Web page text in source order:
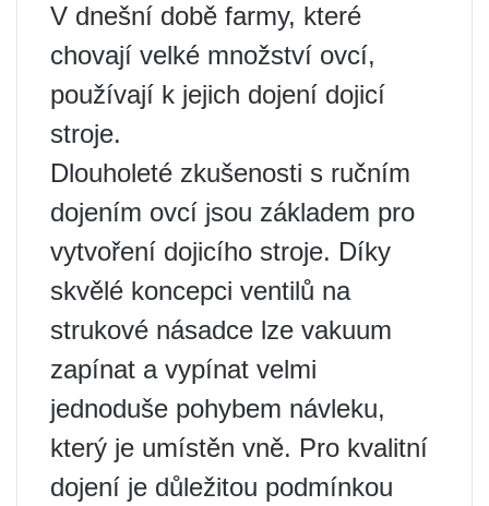
V dnešní době farmy, které
chovají velké množství ovcí,
používají k jejich dojení dojicí
stroje.
Dlouholeté zkušenosti s ručním
dojením ovcí jsou základem pro
vytvoření dojicího stroje. Díky
skvělé koncepci ventilů na
strukové násadce lze vakuum
zapínat a vypínat velmi
jednoduše pohybem návleku,
který je umístěn vně. Pro kvalitní
dojení je důležitou podmínkou